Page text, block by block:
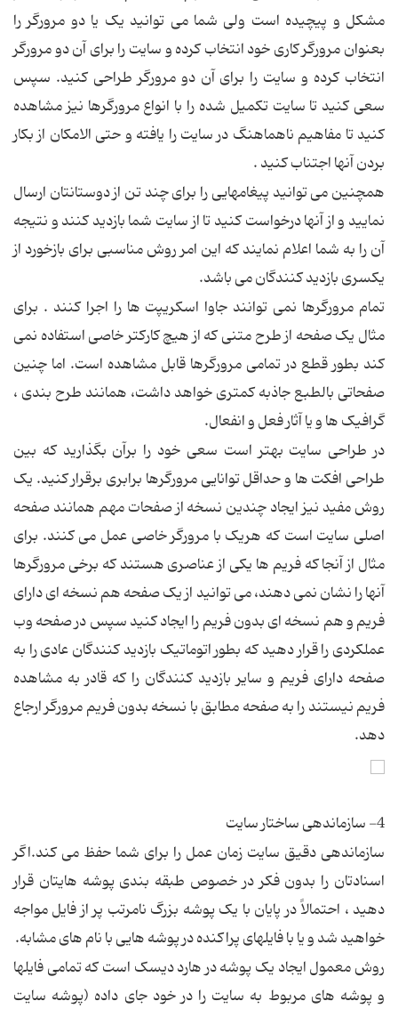
مشکل و پيچيده است ولی شما می توانيد يک يا دو مرورگر را
بعنوان مرورگر کاری خود انتخاب کرده و سايت را برای آن دو مرورگر
انتخاب کرده و سايت را برای آن دو مرورگر طراحی کنيد. سپس
سعی کنيد تا سايت تکميل شده را با انواع مرورگرها نيز مشاهده
کنيد تا مفاهيم ناهماهنگ در سايت را يافته و حتی الامکان از بکار
بردن آنها اجتناب کنيد .
همچنين می توانيد پيغامهايی را برای چند تن از دوستانتان ارسال
نماييد و از آنها درخواست کنيد تا از سايت شما بازديد کنند و نتيجه
آن را به شما اعلام نمايند که اين امر روش مناسبی برای بازخورد از
يکسری بازديد کنندگان می باشد.
تمام مرورگرها نمی توانند جاوا اسکريپت ها را اجرا کنند . برای
مثال يک صفحه از طرح متنی که از هيچ کارکتر خاصی استفاده نمی
کند بطور قطع در تمامی مرورگرها قابل مشاهده است. اما چنين
صفحاتی بالطبع جاذبه کمتری خواهد داشت، همانند طرح بندی ،
گرافيک ها و يا آثار فعل و انفعال.
در طراحی سايت بهتر است سعی خود را برآن بگذاريد که بين
طراحی افکت ها و حداقل توانايی مرورگرها برابری برقرار کنيد. يک
روش مفيد نيز ايجاد چندين نسخه از صفحات مهم همانند صفحه
اصلی سايت است که هريک با مرورگر خاصی عمل می کنند. برای
مثال از آنجا که فريم ها يکی از عناصری هستند که برخی مرورگرها
آنها را نشان نمی دهند، می توانيد از يک صفحه هم نسخه ای دارای
فريم و هم نسخه ای بدون فريم را ايجاد کنيد سپس در صفحه وب
عملکردی را قرار دهيد که بطور اتوماتيک بازديد کنندگان عادی را به
صفحه دارای فريم و ساير بازديد کنندگان را که قادر به مشاهده
فريم نيستند را به صفحه مطابق با نسخه بدون فريم مرورگر ارجاع
دهد.
4- سازماندهی ساختار سايت
سازماندهی دقيق سايت زمان عمل را برای شما حفظ می کند.اگر
اسنادتان را بدون فکر در خصوص طبقه بندی پوشه هايتان قرار
دهيد ، احتمالاً در پايان با يک پوشه بزرگ نامرتب پر از فايل مواجه
خواهيد شد و يا با فايلهای پراکنده در پوشه هايی با نام های مشابه.
روش معمول ايجاد يک پوشه در هارد ديسک است که تمامی فايلها
و پوشه های مربوط به سايت را در خود جای داده (پوشه سايت